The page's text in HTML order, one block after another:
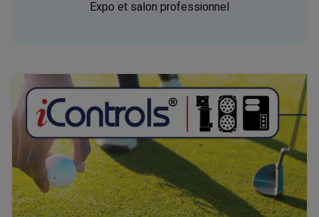
Expo et salon professionnel